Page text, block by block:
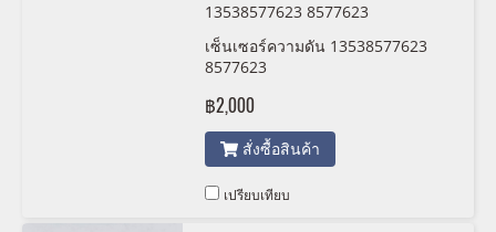
13538577623 8577623
เซ็นเซอร์ความดัน 13538577623
8577623
฿2,000
สั่งซื้อสินค้า
เปรียบเทียบ